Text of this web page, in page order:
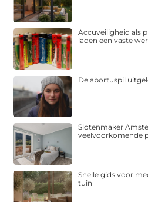
Accuveiligheid als
laden een vaste
De abortuspil
Slotenmaker
veelvoorkomende
Snelle gids voor
tuin